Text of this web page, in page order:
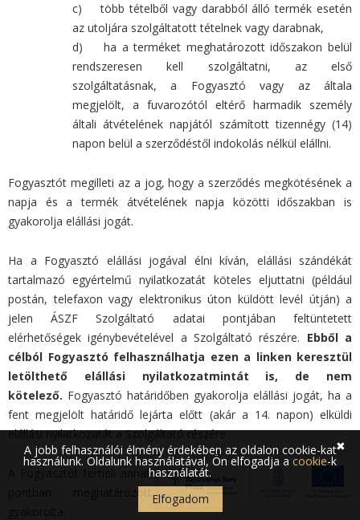
c) több tételből vagy darabból álló termék esetén
az utoljára szolgáltatott tételnek vagy darabnak,
d) ha a terméket meghatározott időszakon belül
rendszeresen kell szolgáltatni, az első
szolgáltatásnak, a Fogyasztó vagy az általa
megjelölt, a fuvarozótól eltérő harmadik személy
általi átvételének napjától számított tizennégy (14)
napon belül a szerződéstől indokolás nélkül elállni.
Fogyasztót megilleti az a jog, hogy a szerződés megkötésének a
napja és a termék átvételének napja közötti időszakban is
gyakorolja elállási jogát.
Ha a Fogyasztó elállási jogával élni kíván, elállási szándékát
tartalmazó egyértelmű nyilatkozatát köteles eljuttatni (például
postán, telefaxon vagy elektronikus úton küldött levél útján) a
jelen ÁSZF Szolgáltató adatai pontjában feltüntetett
elérhetőségek igénybevételével a Szolgáltató részére. Ebből a
célból Fogyasztó felhasználhatja ezen a linken keresztül
letölthető elállási nyilatkozatmintát is, de nem
kötelező. Fogyasztó határidőben gyakorolja elállási jogát, ha a
fent megjelölt határidő lejárta előtt (akár a 14. napon) elküldi
elállási nyilatkozatát a Szolgáltató részére.
A Fogyasztót terheli annak bizonyítása, hogy elállási jogát az 5.
pontban meghatározott rendelkezéseknek megfelelően
A jobb felhasználói élmény érdekében az oldalon cookie-kat
használunk. Oldalunk használatával, Ön elfogadja a cookie-k
használatát.
Elfogadom
✖